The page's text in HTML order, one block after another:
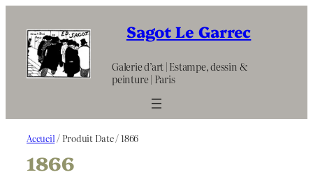
contenu
Sagot Le Garrec
Galerie d’art | Estampe, dessin &
peinture | Paris
Accueil / Produit Date / 1866
1866